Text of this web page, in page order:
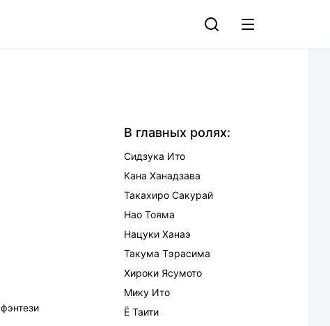
фэнтези
В главных ролях:
Сидзука Ито
Кана Ханадзава
Такахиро Сакурай
Нао Тояма
Нацуки Ханаэ
Такума Тэрасима
Хироки Ясумото
Мику Ито
Ё Таити